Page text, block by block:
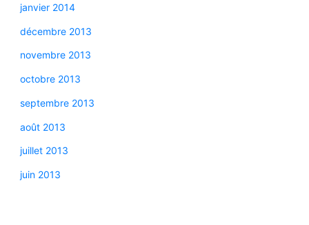
janvier 2014
décembre 2013
novembre 2013
octobre 2013
septembre 2013
août 2013
juillet 2013
juin 2013